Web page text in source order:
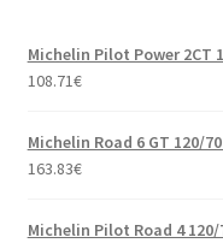
Michelin Pilot Power 2CT
108.71€
Michelin Road 6 GT 120/
163.83€
Michelin Pilot Road 4 120/